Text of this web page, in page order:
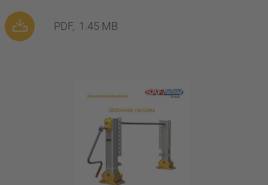
PDF, 1.45 MB